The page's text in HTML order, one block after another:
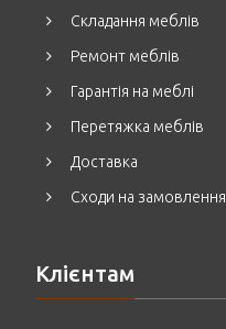
Складання меблів
Ремонт меблів
Гарантія на меблі
Перетяжка меблів
Доставка
Сходи на замовлення
Клієнтам